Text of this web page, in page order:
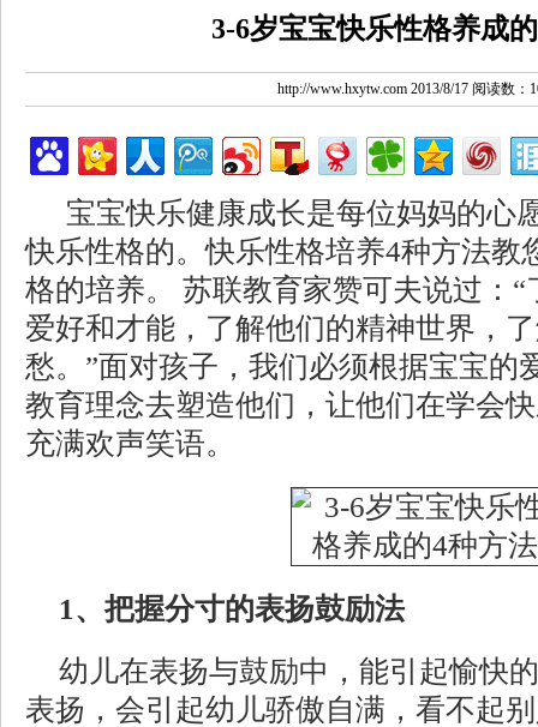
3-6岁宝宝快乐性格养成
http://www.hxytw.com 2013/8/17 阅读数：
宝宝快乐健康成长是每位妈妈的心
快乐性格的。快乐性格培养4种方法教
格的培养。 苏联教育家赞可夫说过：
爱好和才能，了解他们的精神世界，
愁。”面对孩子，我们必须根据宝宝的
教育理念去塑造他们，让他们在学会
充满欢声笑语。
1、把握分寸的表扬鼓励法
幼儿在表扬与鼓励中，能引起愉快
表扬，会引起幼儿骄傲自满，看不起